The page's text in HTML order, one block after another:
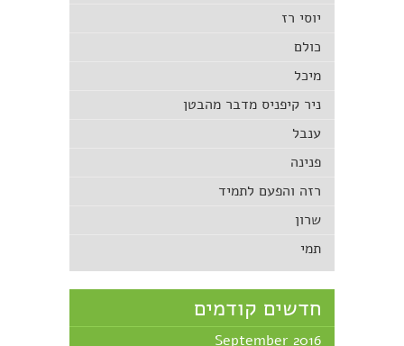
יוסי רז
כולם
מיכל
ניר קיפניס מדבר מהבטן
ענבל
פנינה
רזה והפעם לתמיד
שרון
תמי
חדשים קודמים
September 2016